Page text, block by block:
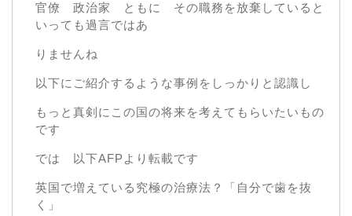
官僚 政治家 ともに その職務を放棄していると
いっても過言ではあ
りませんね
以下にご紹介するような事例をしっかりと認識し
もっと真剣にこの国の将来を考えてもらいたいもの
です
では 以下AFPより転載です
英国で増えている究極の治療法？「自分で歯を抜
く」